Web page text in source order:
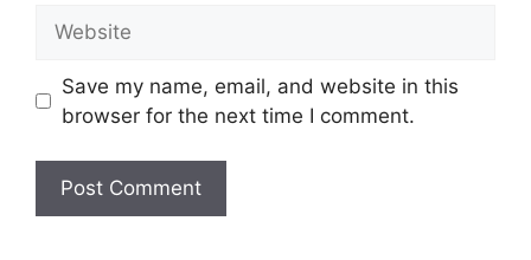
Save my name, email, and website in this
browser for the next time I comment.